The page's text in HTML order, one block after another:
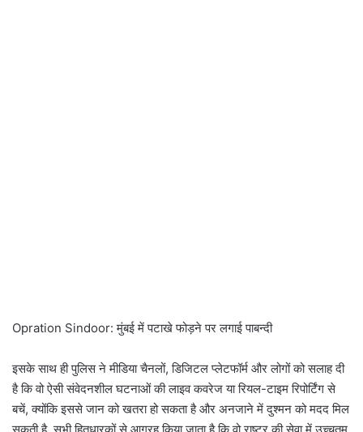
Opration Sindoor: मुंबई में पटाखे फोड़ने पर लगाई पाबन्दी
इसके साथ ही पुलिस ने मीडिया चैनलों, डिजिटल प्लेटफॉर्म और लोगों को सलाह दी
है कि वो ऐसी संवेदनशील घटनाओं की लाइव कवरेज या रियल-टाइम रिपोर्टिंग से
बचें, क्योंकि इससे जान को खतरा हो सकता है और अनजाने में दुश्मन को मदद मिल
सकती है. सभी हितधारकों से आग्रह किया जाता है कि वो राष्ट्र की सेवा में उच्चतम